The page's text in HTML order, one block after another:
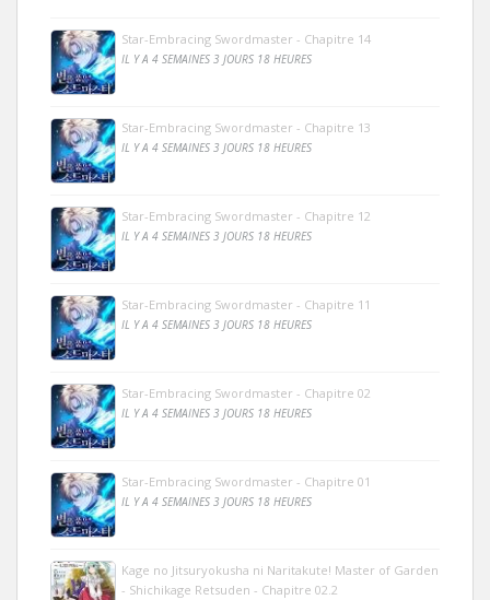
Star-Embracing Swordmaster - Chapitre 14
IL Y A 4 SEMAINES 3 JOURS 18 HEURES
Star-Embracing Swordmaster - Chapitre 13
IL Y A 4 SEMAINES 3 JOURS 18 HEURES
Star-Embracing Swordmaster - Chapitre 12
IL Y A 4 SEMAINES 3 JOURS 18 HEURES
Star-Embracing Swordmaster - Chapitre 11
IL Y A 4 SEMAINES 3 JOURS 18 HEURES
Star-Embracing Swordmaster - Chapitre 02
IL Y A 4 SEMAINES 3 JOURS 18 HEURES
Star-Embracing Swordmaster - Chapitre 01
IL Y A 4 SEMAINES 3 JOURS 18 HEURES
Kage no Jitsuryokusha ni Naritakute! Master of Garden
- Shichikage Retsuden - Chapitre 02.2